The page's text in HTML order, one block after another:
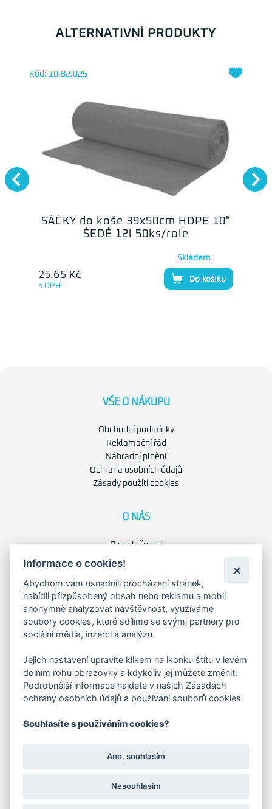
ALTERNATIVNÍ PRODUKTY
SÁČKY do koše 39x50cm HDPE 10"
ŠEDÉ 12l 50ks/role
Kód: 10.82.025
25.65 Kč
s DPH
Skladem
Do košíku
VŠE O NÁKUPU
Obchodní podmínky
Reklamační řád
Náhradní plnění
Ochrana osobních údajů
Zásady použití cookies
O NÁS
O společnosti
Kariéra
FAKTURAČNÍ ADRESA
Družstevní 1394/12
Praha 4 - Nusle, 140 00
DIČ: CZ28404009
KORESP. ADRESA A SKLAD
Informace o cookies!
Abychom vám usnadnili procházení stránek,
nabídli přizpůsobený obsah nebo reklamu a mohli
anonymně analyzovat návštěvnost, využíváme
soubory cookies, které sdílíme se svými partnery pro
sociální média, inzerci a analýzu.
Jejich nastavení upravíte klikem na ikonku štítu v levém
dolním rohu obrazovky a kdykoliv jej můžete změnit.
Podrobnější informace najdete v našich Zásadách
ochrany osobních údajů a používání souborů cookies.
Souhlasíte s používáním cookies?
Ano, souhlasím
Nesouhlasím